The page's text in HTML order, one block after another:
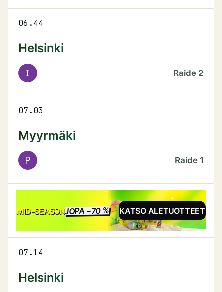
06.44
Helsinki
I Raide 2
07.03
Myyrmäki
P Raide 1
MID-SEASONJOPA −70 %ALEKATSO ALETUOTTEET
07.14
Helsinki